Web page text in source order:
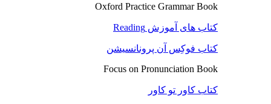
Oxford Practice Grammar Book
کتاب های آموزش Reading
کتاب فوکِس آن پرونانسیشن
Focus on Pronunciation Book
کتاب کاور تو کاور